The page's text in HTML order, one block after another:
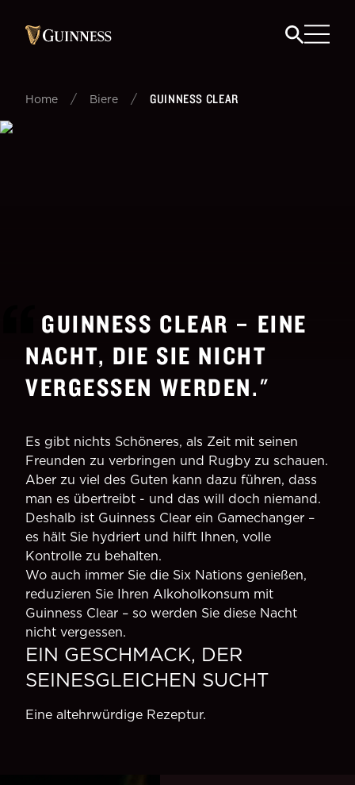
Home / Biere / GUINNESS CLEAR
GUINNESS CLEAR – EINE
NACHT, DIE SIE NICHT
VERGESSEN WERDEN."
Es gibt nichts Schöneres, als Zeit mit seinen
Freunden zu verbringen und Rugby zu schauen.
Aber zu viel des Guten kann dazu führen, dass
man es übertreibt - und das will doch niemand.
Deshalb ist Guinness Clear ein Gamechanger –
es hält Sie hydriert und hilft Ihnen, volle
Kontrolle zu behalten.
Wo auch immer Sie die Six Nations genießen,
reduzieren Sie Ihren Alkoholkonsum mit
Guinness Clear – so werden Sie diese Nacht
nicht vergessen.
EIN GESCHMACK, DER
SEINESGLEICHEN SUCHT
Eine altehrwürdige Rezeptur.